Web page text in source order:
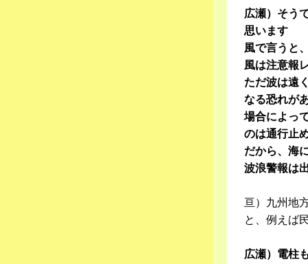
広瀬）そう
思います
風で言うと
風は注意報
ただ波は遠
なる恐れが
場合によっ
のは通行止
だから、海
波浪警報は
亘）九州地
と、例えば
広瀬）電柱